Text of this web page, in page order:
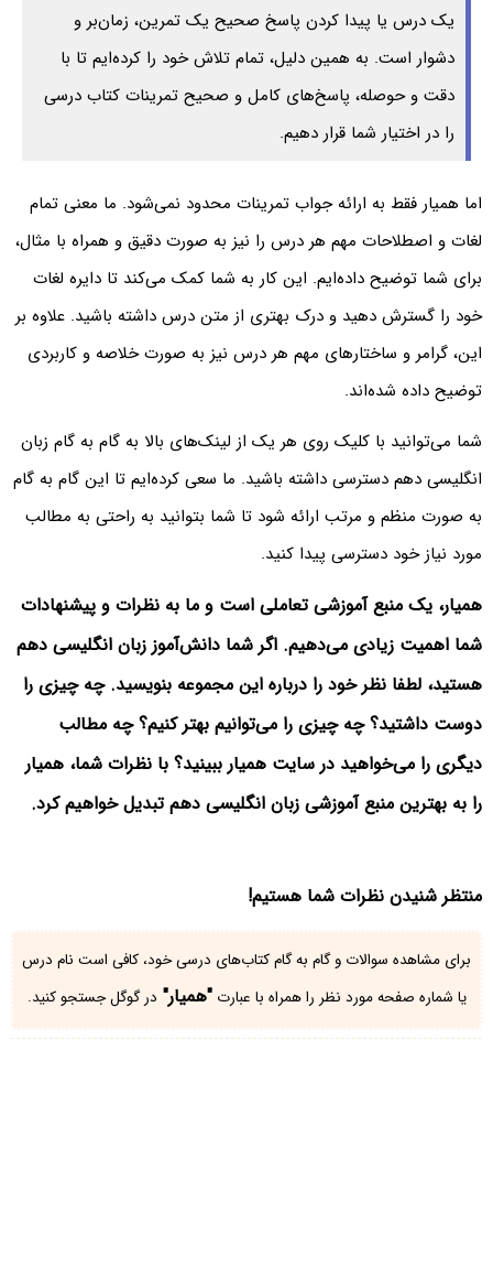
یک درس یا پیدا کردن پاسخ صحیح یک تمرین، زمان‌بر و
دشوار است. به همین دلیل، تمام تلاش خود را کرده‌ایم تا با
دقت و حوصله، پاسخ‌های کامل و صحیح تمرینات کتاب درسی
را در اختیار شما قرار دهیم.
اما همیار فقط به ارائه جواب تمرینات محدود نمی‌شود. ما معنی تمام
لغات و اصطلاحات مهم هر درس را نیز به صورت دقیق و همراه با مثال،
برای شما توضیح داده‌ایم. این کار به شما کمک می‌کند تا دایره لغات
خود را گسترش دهید و درک بهتری از متن درس داشته باشید. علاوه بر
این، گرامر و ساختارهای مهم هر درس نیز به صورت خلاصه و کاربردی
توضیح داده شده‌اند.
شما می‌توانید با کلیک روی هر یک از لینک‌های بالا به گام به گام زبان
انگلیسی دهم دسترسی داشته باشید. ما سعی کرده‌ایم تا این گام به گام
به صورت منظم و مرتب ارائه شود تا شما بتوانید به راحتی به مطالب
مورد نیاز خود دسترسی پیدا کنید.
همیار، یک منبع آموزشی تعاملی است و ما به نظرات و پیشنهادات
شما اهمیت زیادی می‌دهیم. اگر شما دانش‌آموز زبان انگلیسی دهم
هستید، لطفا نظر خود را درباره این مجموعه بنویسید. چه چیزی را
دوست داشتید؟ چه چیزی را می‌توانیم بهتر کنیم؟ چه مطالب
دیگری را می‌خواهید در سایت همیار ببینید؟ با نظرات شما، همیار
را به بهترین منبع آموزشی زبان انگلیسی دهم تبدیل خواهیم کرد.
منتظر شنیدن نظرات شما هستیم!
برای مشاهده سوالات و گام به گام کتاب‌های درسی خود، کافی است نام درس
یا شماره صفحه مورد نظر را همراه با عبارت"همیار" در گوگل جستجو کنید.